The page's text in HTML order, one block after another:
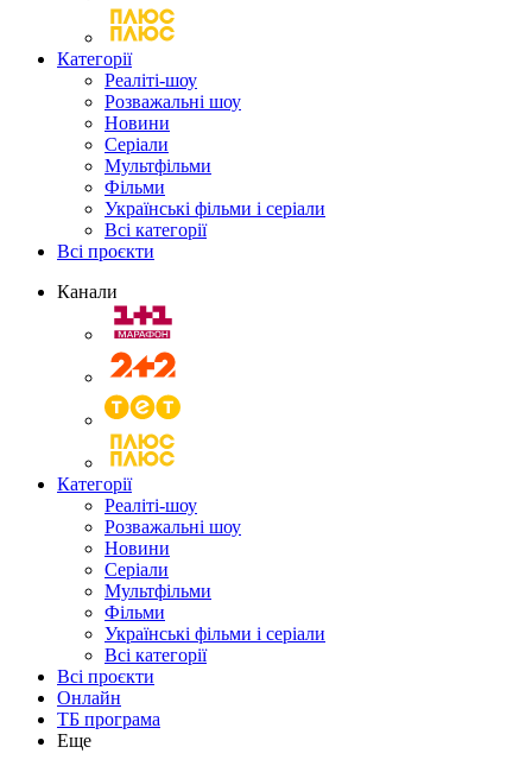
Категорії
Реаліті-шоу
Розважальні шоу
Новини
Серіали
Мультфільми
Фільми
Українські фільми і серіали
Всі категорії
Всі проєкти
Канали
Категорії
Реаліті-шоу
Розважальні шоу
Новини
Серіали
Мультфільми
Фільми
Українські фільми і серіали
Всі категорії
Всі проєкти
Онлайн
ТБ програма
Еще